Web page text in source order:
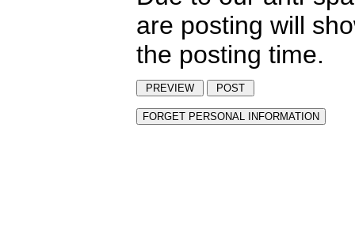
are posting will
the posting time.